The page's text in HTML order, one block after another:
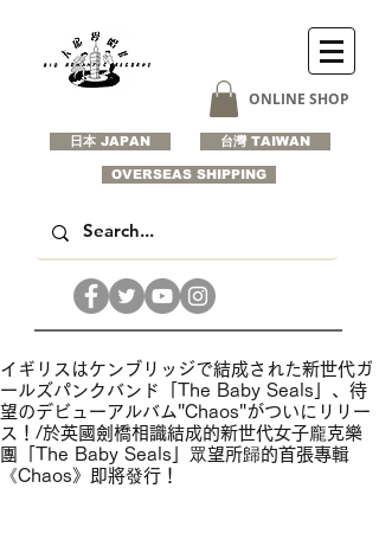
日本 JAPAN
ONLINE SHOP
台灣 TAIWAN
OVERSEAS SHIPPING
イギリスはケンブリッジで結成された新世代ガ
ールズパンクバンド「The Baby Seals」、待
望のデビューアルバム"Chaos"がついにリリー
ス！/於英國劍橋相識結成的新世代女子龐克樂
團「The Baby Seals」眾望所歸的首張專輯
《Chaos》即將發行！